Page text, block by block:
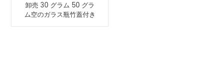
卸売 30 グラム 50 グラ
ム空のガラス瓶竹蓋付き